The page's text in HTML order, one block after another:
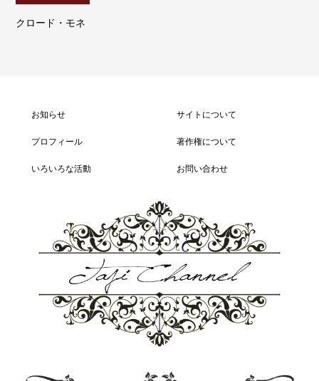
クロード・モネ
お知らせ
プロフィール
いろいろな活動
サイトについて
著作権について
お問い合わせ